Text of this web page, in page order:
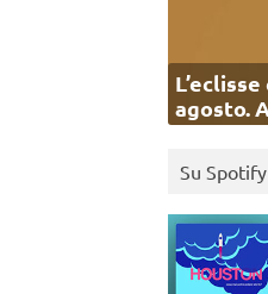
agosto.
Su